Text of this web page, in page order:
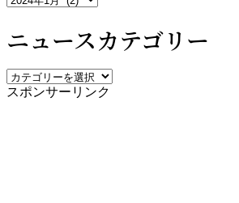
ー
ス
ア
ー
カ
ニュースカテゴリー
ニ
ュ
スポンサーリンク